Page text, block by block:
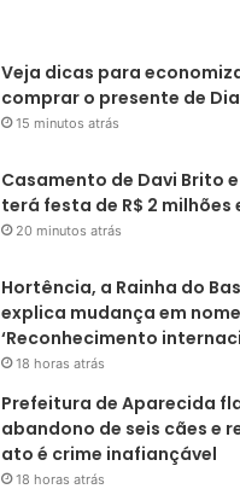
Veja dicas para
comprar o presente de
15 minutos atrás
Casamento de Davi Brito
terá festa de R$ 2 milhões
20 minutos atrás
Hortência, a Rainha do
explica mudança em
‘Reconhecimento
18 horas atrás
Prefeitura de Aparecida
abandono de seis cães e
ato é crime inafiançável
18 horas atrás